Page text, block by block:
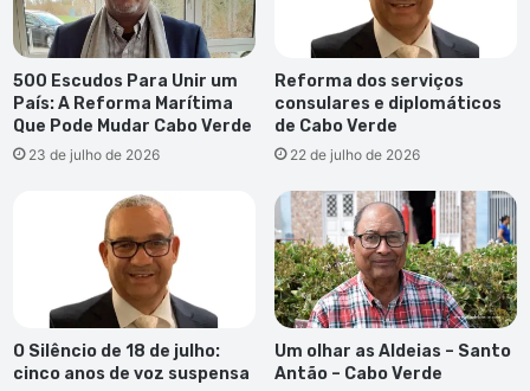
500 Escudos Para Unir um
País: A Reforma Marítima
Que Pode Mudar Cabo Verde
23 de julho de 2026
Reforma dos serviços
consulares e diplomáticos
de Cabo Verde
22 de julho de 2026
O Silêncio de 18 de julho:
cinco anos de voz suspensa
Um olhar as Aldeias – Santo
Antão – Cabo Verde